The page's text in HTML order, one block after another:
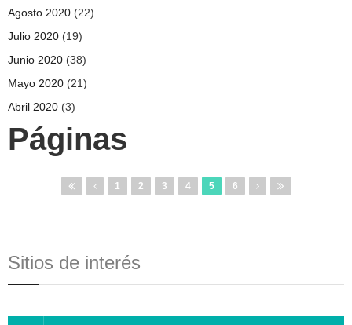
Agosto 2020 (22)
Julio 2020 (19)
Junio 2020 (38)
Mayo 2020 (21)
Abril 2020 (3)
Páginas
1 2 3 4 5 6
Sitios de interés